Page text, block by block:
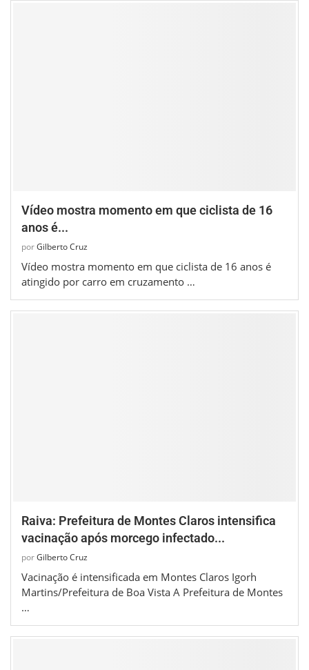
Vídeo mostra momento em que ciclista de 16
anos é...
porGilberto Cruz
Vídeo mostra momento em que ciclista de 16 anos é
atingido por carro em cruzamento …
Raiva: Prefeitura de Montes Claros intensifica
vacinação após morcego infectado...
porGilberto Cruz
Vacinação é intensificada em Montes Claros Igorh
Martins/Prefeitura de Boa Vista A Prefeitura de Montes
…